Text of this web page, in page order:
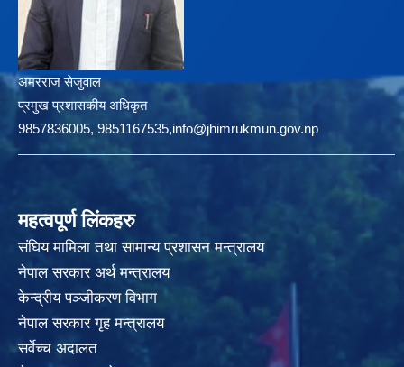
अमरराज सेजुवाल
प्रमुख प्रशासकीय अधिकृत
9857836005, 9851167535,info@jhimrukmun.gov.np
महत्वपूर्ण लिंकहरु
संघिय मामिला तथा सामान्य प्रशासन मन्त्रालय
नेपाल सरकार अर्थ मन्त्रालय
केन्द्रीय पञ्जीकरण विभाग
नेपाल सरकार गृह मन्त्रालय
सर्वेच्च अदालत